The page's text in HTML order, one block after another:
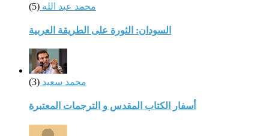
محمد عبد الله (5)
السودان: الثورة على الطريقة العربية
محمد سعيد (3)
أسفار الكتاب المقدس و الترجمات المعتبرة